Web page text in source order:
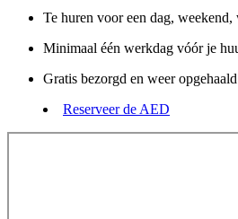
Te huren voor een dag,
Minimaal één werkdag vóór je
Gratis bezorgd en weer
Reserveer de AED